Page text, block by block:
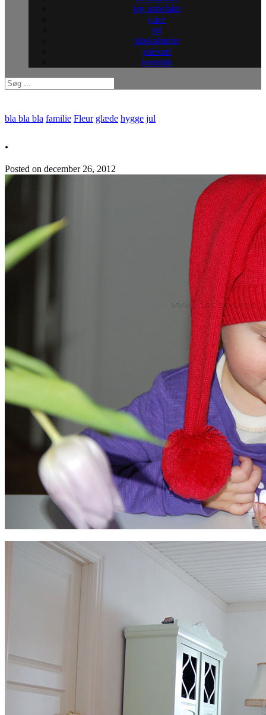
jeg anbefaler
juice
jul
julekalender
julekort
keramik
bla bla bla familie Fleur glæde hygge jul
.
Posted on december 26, 2012